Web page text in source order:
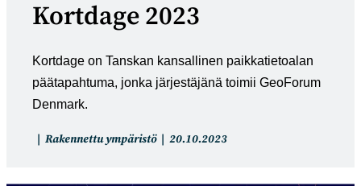
Kortdage 2023
Kortdage on Tanskan kansallinen paikkatietoalan
päätapahtuma, jonka järjestäjänä toimii GeoForum
Denmark.
Artikkelin
Rakennettu ympäristö
Artikkeli
20.10.2023